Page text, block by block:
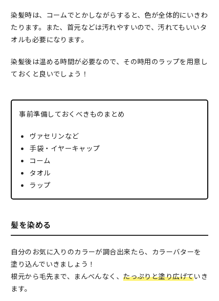
染髪時は、コームでとかしながらすると、色が全体的にいきわ
たります。また、首元などは汚れやすいので、汚れてもいいタ
オルも必要になります。
染髪後は温める時間が必要なので、その時用のラップを用意し
ておくと良いでしょう！
事前準備しておくべきものまとめ
ヴァセリンなど
手袋・イヤーキャップ
コーム
タオル
ラップ
髪を染める
自分のお気に入りのカラーが調合出来たら、カラーバターを
塗り込んでいきましょう！
根元から毛先まで、まんべんなく、たっぷりと塗り広げていき
ます。